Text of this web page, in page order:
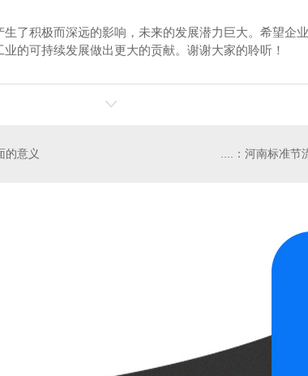
了积极而深远的影响，未来的发展潜力巨大。希望企
的可持续发展做出更大的贡献。谢谢大家的聆听！
的意义 ....：河南标准节